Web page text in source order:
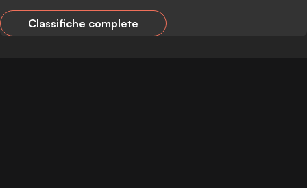
Classifiche complete